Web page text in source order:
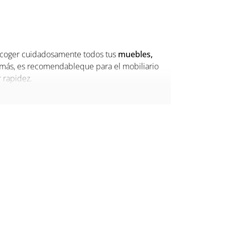
cuidadosamente todos tus muebles,
es recomendableque para el mobiliario
rapidez.